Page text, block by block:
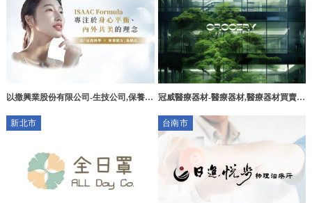
以撒興業股份有限公司-生技公司,保養品
保養品推薦,新店保健食品推薦
冠威醫療器材-醫療器材,醫療器材買賣,
新北市
台南市